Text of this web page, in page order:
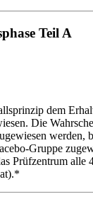
Teil A
dem
Die
werden,
Gruppe
Prüfzentrum alle